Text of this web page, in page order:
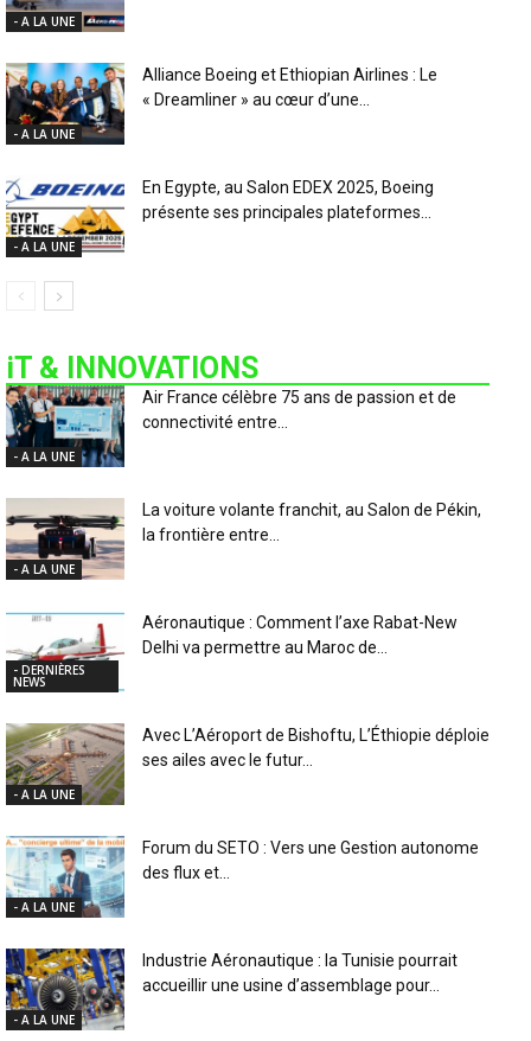
- A LA UNE
- A LA UNE
Alliance Boeing et Ethiopian Airlines : Le
« Dreamliner » au cœur d’une...
- A LA UNE
En Egypte, au Salon EDEX 2025, Boeing
présente ses principales plateformes...
iT & INNOVATIONS
- A LA UNE
Air France célèbre 75 ans de passion et de
connectivité entre...
- A LA UNE
La voiture volante franchit, au Salon de Pékin,
la frontière entre...
- DERNIÈRES
NEWS
Aéronautique : Comment l’axe Rabat-New
Delhi va permettre au Maroc de...
- A LA UNE
Avec L’Aéroport de Bishoftu, L’Éthiopie déploie
ses ailes avec le futur...
- A LA UNE
Forum du SETO : Vers une Gestion autonome
des flux et...
- A LA UNE
Industrie Aéronautique : la Tunisie pourrait
accueillir une usine d’assemblage pour...